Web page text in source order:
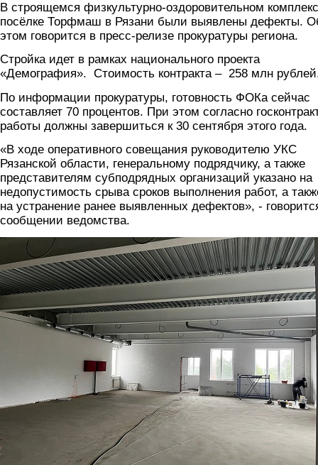
В строящемся физкультурно-оздоровительном
посёлке Торфмаш в Рязани были выявлены дефекты.
этом говорится в пресс-релизе прокуратуры региона.
Стройка идет в рамках национального проекта
«Демография». Стоимость контракта – 258 млн
По информации прокуратуры, готовность ФОКа сейчас
составляет 70 процентов. При этом согласно
работы должны завершиться к 30 сентября этого года.
«В ходе оперативного совещания руководителю УКС
Рязанской области, генеральному подрядчику, а также
представителям субподрядных организаций указано на
недопустимость срыва сроков выполнения работ, а
на устранение ранее выявленных дефектов», -
сообщении ведомства.
foto.jpg